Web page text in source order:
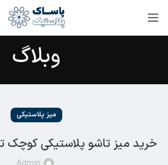
وبلاگ
میز پلاستیکی
خرید میز تاشو پلاستیکی کوچک